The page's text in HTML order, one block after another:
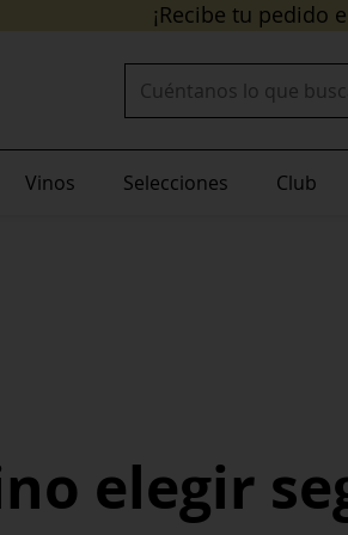
¡Recibe tu pedido en24/
Vinos Selecciones Club
elegir